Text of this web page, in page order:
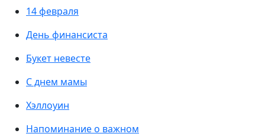
14 февраля
День финансиста
Букет невесте
С днем мамы
Хэллоуин
Напоминание о важном